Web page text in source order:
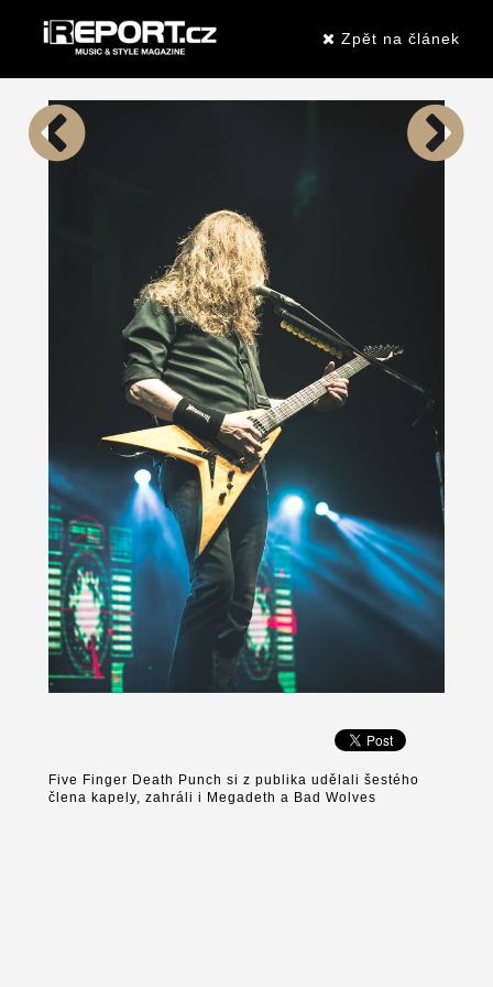
Zpět na článek
Five Finger Death Punch si z publika udělali šestého
člena kapely, zahráli i Megadeth a Bad Wolves